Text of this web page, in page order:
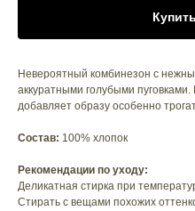
Купить
Невероятный комбинезон с
аккуратными голубыми
добавляет образу особенно
Состав: 100% хлопок
Рекомендации по уходу:
Деликатная стирка при
Стирать с вещами похожих